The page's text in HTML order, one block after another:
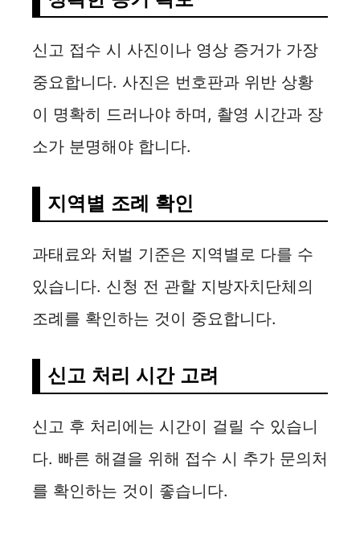
신고 접수 시 사진이나 영상 증거가 가장
중요합니다. 사진은 번호판과 위반 상황
이 명확히 드러나야 하며, 촬영 시간과 장
소가 분명해야 합니다.
지역별 조례 확인
과태료와 처벌 기준은 지역별로 다를 수
있습니다. 신청 전 관할 지방자치단체의
조례를 확인하는 것이 중요합니다.
신고 처리 시간 고려
신고 후 처리에는 시간이 걸릴 수 있습니
다. 빠른 해결을 위해 접수 시 추가 문의처
를 확인하는 것이 좋습니다.